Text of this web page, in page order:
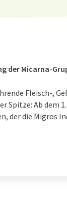
der Micarna-
Fleisch-,
Spitze: Ab dem
der die Migros